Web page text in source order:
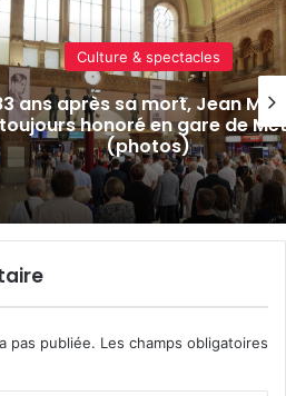
Actualité locale & société
prise d’armes et défilé
la Fête nationale ce lundi 13
2026 à Metz
pas publiée. Les champs obligatoires